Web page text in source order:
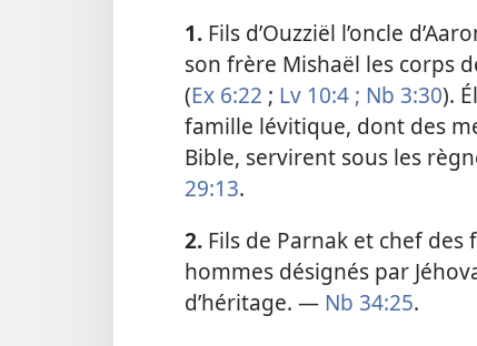
1. Fils d’Ouzziël l’oncle
son frère Mishaël les corps
(Ex 6:22 ; Lv 10:4 ; Nb 3:30).
famille lévitique, dont des
Bible, servirent sous les
29:13.
2. Fils de Parnak et chef
hommes désignés par
d’héritage. — Nb 34:25.